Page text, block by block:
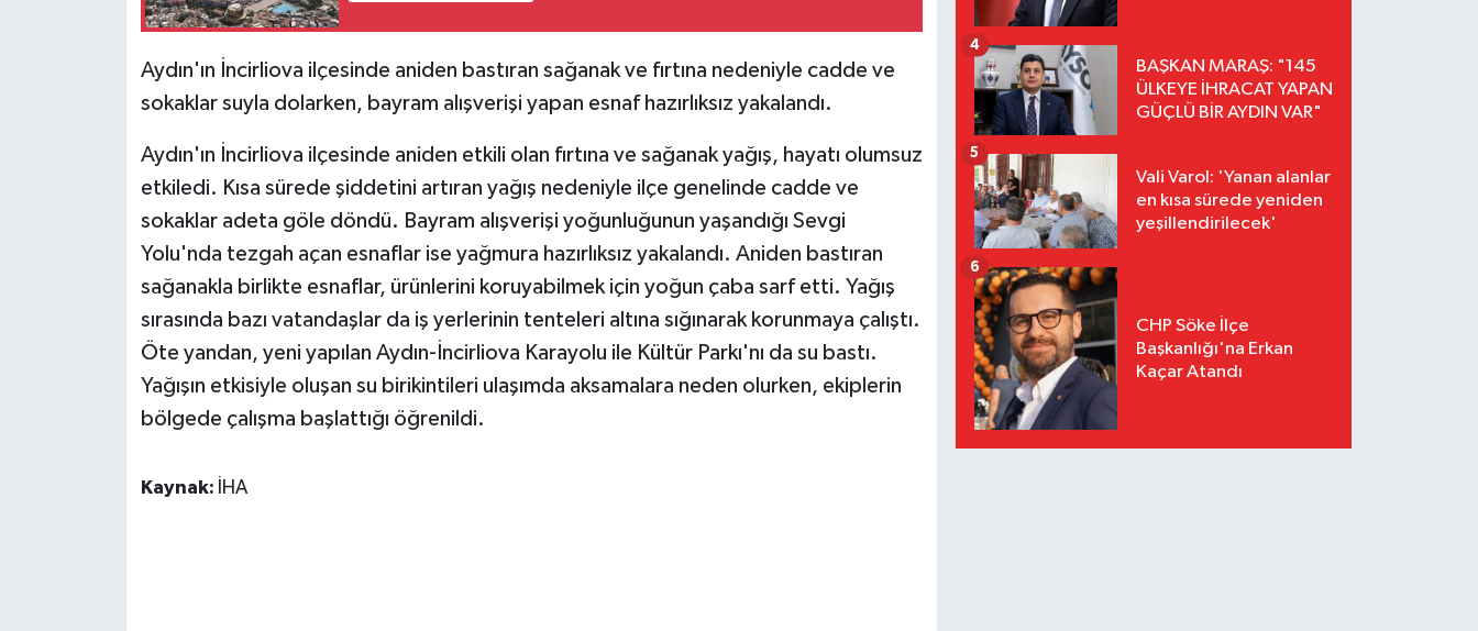
Aydın'ın İncirliova ilçesinde aniden bastıran sağanak ve fırtına nedeniyle cadde ve
sokaklar suyla dolarken, bayram alışverişi yapan esnaf hazırlıksız yakalandı.
Aydın'ın İncirliova ilçesinde aniden etkili olan fırtına ve sağanak yağış, hayatı olumsuz
etkiledi. Kısa sürede şiddetini artıran yağış nedeniyle ilçe genelinde cadde ve
sokaklar adeta göle döndü. Bayram alışverişi yoğunluğunun yaşandığı Sevgi
Yolu'nda tezgah açan esnaflar ise yağmura hazırlıksız yakalandı. Aniden bastıran
sağanakla birlikte esnaflar, ürünlerini koruyabilmek için yoğun çaba sarf etti. Yağış
sırasında bazı vatandaşlar da iş yerlerinin tenteleri altına sığınarak korunmaya çalıştı.
Öte yandan, yeni yapılan Aydın-İncirliova Karayolu ile Kültür Parkı'nı da su bastı.
Yağışın etkisiyle oluşan su birikintileri ulaşımda aksamalara neden olurken, ekiplerin
bölgede çalışma başlattığı öğrenildi.
Kaynak: İHA
BAŞKAN MARAŞ: "145
ÜLKEYE İHRACAT YAPAN
GÜÇLÜ BİR AYDIN VAR"
4
Vali Varol: 'Yanan alanlar
en kısa sürede yeniden
yeşillendirilecek'
5
CHP Söke İlçe
Başkanlığı'na Erkan
Kaçar Atandı
6